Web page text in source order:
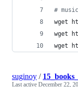
#
wget
wget
wget
suginoy /
Last active December 22,